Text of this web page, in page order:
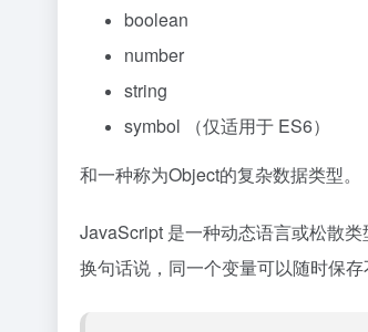
boolean
number
string
symbol （仅适用于 ES6）
和一种称为Object的复杂数据类型。
JavaScript 是一种动态语言或松散
换句话说，同一个变量可以随时保存